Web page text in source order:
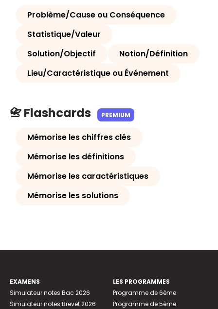
Problème/Cause ou Conséquence
Statistique/Valeur
Solution/Objectif
Notion/Définition
Lieu/Caractéristique ou Événement
📇 Flashcards PREMIUM
Mémorise les chiffres clés
Mémorise les définitions
Mémorise les caractéristiques
Mémorise les solutions
EXAMENS
Simulateur notes Bac 2026
Simulateur notes Brevet 2026
LES PROGRAMMES
Programme de 6ème
Programme de 5ème